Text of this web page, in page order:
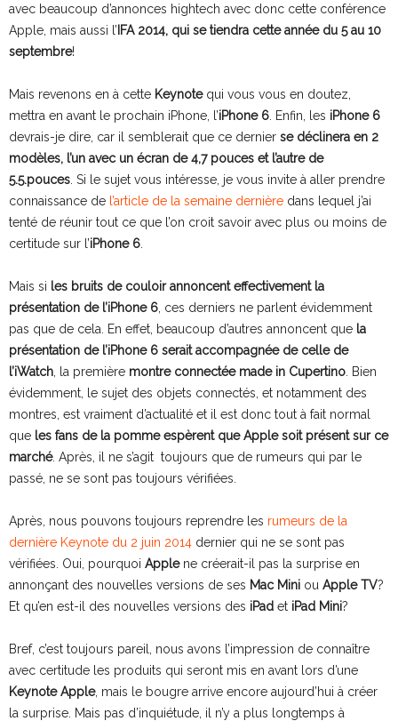
avec beaucoup d’annonces hightech avec donc cette conférence
Apple, mais aussi l’ IFA 2014, qui se tiendra cette année du 5 au 10
septembre!
Mais revenons en à cette Keynotequi vous vous en doutez,
mettra en avant le prochain iPhone, l’iPhone 6 . Enfin, les iPhone 6
devrais-je dire, car il semblerait que ce dernier se déclinera en 2
modèles, l’un avec un écran de 4,7 pouces et l’autre de
5.5.pouces . Si le sujet vous intéresse, je vous invite à aller prendre
connaissance de l’article de la semaine dernière dans lequel j’ai
tenté de réunir tout ce que l’on croit savoir avec plus ou moins de
certitude sur l’iPhone 6
Mais si les bruits de couloir annoncent effectivement la
présentation de l’iPhone 6 , ces derniers ne parlent évidemment
pas que de cela. En effet, beaucoup d’autres annoncent que la
présentation de l’iPhone 6 serait accompagnée de celle de
l’iWatch , la première montre connectée made in Cupertino . Bien
évidemment, le sujet des objets connectés, et notamment des
montres, est vraiment d’actualité et il est donc tout à fait normal
que les fans de la pomme espèrent que Apple soit présent sur ce
marché. Après, il ne s’agit toujours que de rumeurs qui par le
passé, ne se sont pas toujours vérifiées.
Après, nous pouvons toujours reprendre les rumeurs de la
dernière Keynote du 2 juin 2014 dernier qui ne se sont pas
vérifiées. Oui, pourquoi Applene créerait-il pas la surprise en
annonçant des nouvelles versions de ses Mac Mini ou Apple TV?
Et qu’en est-il des nouvelles versions des iPad et iPad Mini?
Bref, c’est toujours pareil, nous avons l’impression de connaître
avec certitude les produits qui seront mis en avant lors d’une
Keynote Apple, mais le bougre arrive encore aujourd’hui à créer
la surprise. Mais pas d’inquiétude, il n’y a plus longtemps à